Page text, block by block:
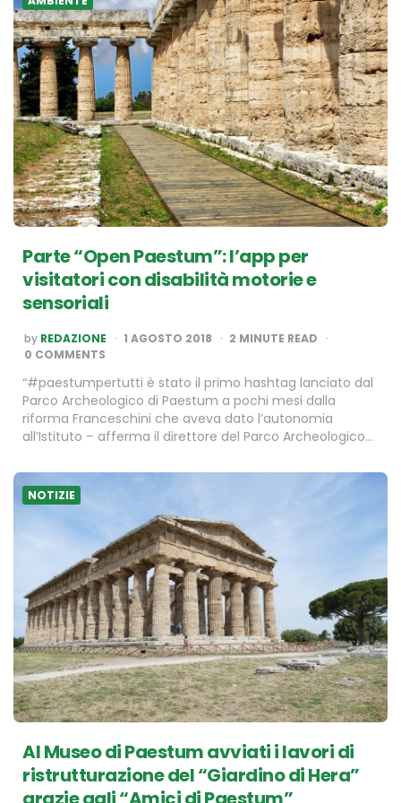
Parte “Open Paestum”: l’app per
visitatori con disabilità motorie e
sensoriali
POSTED
BY
by REDAZIONE 1 AGOSTO 2018 2 MINUTE READ
0 COMMENTS
“#paestumpertutti è stato il primo hashtag lanciato dal
Parco Archeologico di Paestum a pochi mesi dalla
riforma Franceschini che aveva dato l’autonomia
all’Istituto – afferma il direttore del Parco Archeologico…
NOTIZIE
Al Museo di Paestum avviati i lavori di
ristrutturazione del “Giardino di Hera”